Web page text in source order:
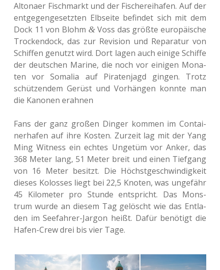
Alto­na­er Fisch­markt und der Fische­rei­ha­fen. Auf der
ent­ge­gen­ge­setz­ten Elb­sei­te befin­det sich mit dem
Dock 11 von Blohm &Voss das größte euro­päi­sche
Tro­cken­dock, das zur Revi­si­on und Repa­ra­tur von
Schif­fen genutzt wird. Dort lagen auch einige Schif­fe
der deut­schen Marine, die noch vor eini­gen Mona­
ten vor Soma­lia auf Pira­ten­jagd gingen. Trotz
schüt­zen­dem Gerüst und Vor­hän­gen konnte man
die Kano­nen erahnen
Fans der ganz großen Dinger kommen im Con­tai­
ner­ha­fen auf ihre Kosten. Zur­zeit lag mit der Yang
Ming Wit­ness ein echtes Unge­tüm vor Anker, das
368 Meter lang, 51 Meter breit und einen Tief­gang
von 16 Meter besitzt. Die Höchst­ge­schwin­dig­keit
dieses Kolos­ses liegt bei 22,5 Knoten, was unge­fähr
45 Kilo­me­ter pro Stunde ent­spricht. Das Mons­
trum wurde an diesem Tag gelöscht wie das Ent­la­
den im See­fah­rer-Jargon heißt. Dafür benö­tigt die
Hafen-Crew drei bis vier Tage.